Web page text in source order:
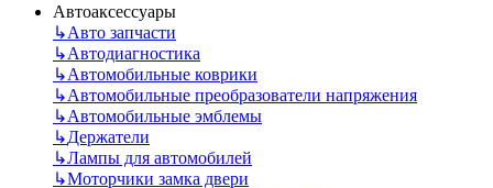
Автоаксессуары
↳Авто запчасти
↳Автодиагностика
↳Автомобильные коврики
↳Автомобильные преобразователи напряжения
↳Автомобильные эмблемы
↳Держатели
↳Лампы для автомобилей
↳Моторчики замка двери